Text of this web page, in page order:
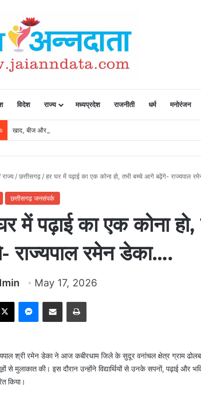
विदेश राज्य मध्यप्रदेश राजनीती धर्म मनोरंजन
खाद, बीज और उर्वरकों की समय पर उपलब्धता से किसानों में उत्साह, नैनो डीएपी
राज्य/छत्तीसगढ़/हर घर में पढ़ाई का एक कोना हो, तभी बच्चे आगे बढ़ेंगे- राज्यपाल
छत्तीसगढ़ जनसंपर्क
में पढ़ाई का एक कोना
राज्यपाल रमेन डेका….
May 17, 2026
X Messenger
Share via Email Print
श्री रमेन डेका ने आज कबीरधाम जिले के सुदूर वनांचल क्षेत्र ग्राम
से मुलाकात की। इस दौरान उन्होंने विद्यार्थियों से उनके सपनों, पढ़ाई और
किया।